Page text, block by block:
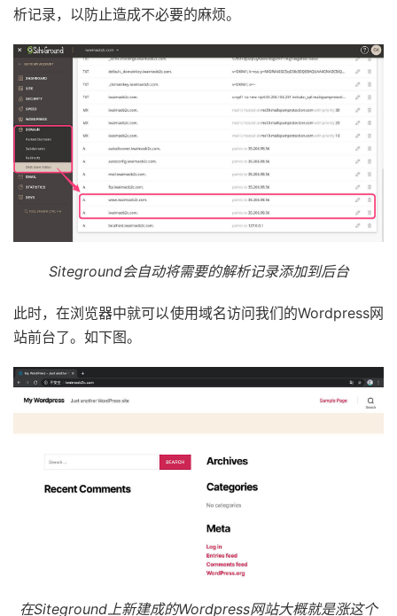
析记录，以防止造成不必要的麻烦。
Siteground会自动将需要的解析记录添加到后台
此时，在浏览器中就可以使用域名访问我们的Wordpress网
站前台了。如下图。
在Siteground上新建成的Wordpress网站大概就是涨这个